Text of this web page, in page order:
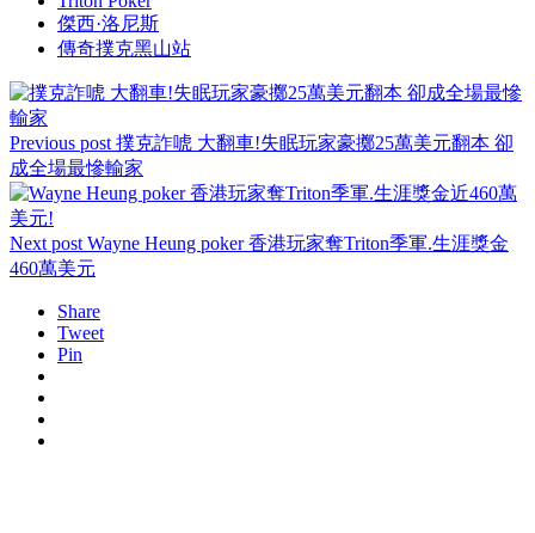
傑西·洛尼斯
傳奇撲克黑山站
Previous post 撲克詐唬 大翻車!失眠玩家豪擲25萬美元翻本 卻
成全場最慘輸家
Next post Wayne Heung poker 香港玩家奪Triton季軍.生涯獎金
460萬美元
Share
Tweet
Pin